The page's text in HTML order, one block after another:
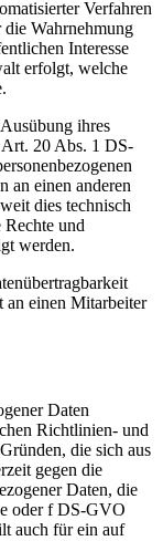
Verfahren
Wahrnehmung
Interesse
erfolgt, welche
ihres
Art. 20 Abs. 1 DS-
an einen anderen
dies technisch
und
werden.
an einen Mitarbeiter
Daten
Richtlinien- und
die sich aus
gegen die
Daten, die
oder f DS-GVO
auch für ein auf